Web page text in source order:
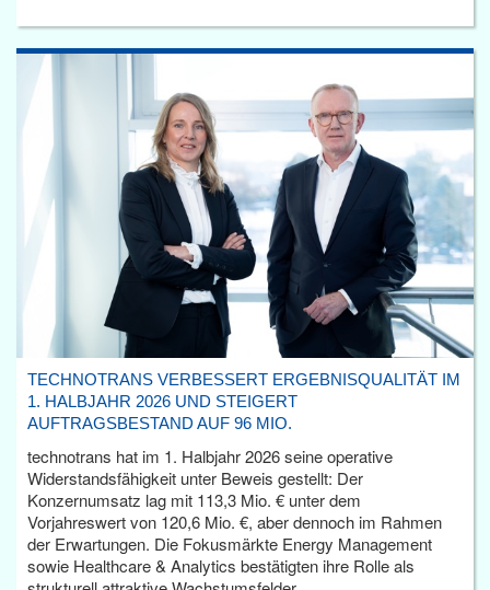
TECHNOTRANS VERBESSERT ERGEBNISQUALITÄT IM
1. HALBJAHR 2026 UND STEIGERT
AUFTRAGSBESTAND AUF 96 MIO.
technotrans hat im 1. Halbjahr 2026 seine operative
Widerstandsfähigkeit unter Beweis gestellt: Der
Konzernumsatz lag mit 113,3 Mio. € unter dem
Vorjahreswert von 120,6 Mio. €, aber dennoch im Rahmen
der Erwartungen. Die Fokusmärkte Energy Management
sowie Healthcare & Analytics bestätigten ihre Rolle als